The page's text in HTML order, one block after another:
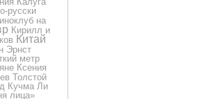
русски
на
Кирилл и
Китай
Эрнст
метр
Ксения
Толстой
Кучма Ли
лица»